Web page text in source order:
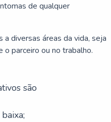
de qualquer
diversas áreas da vida, seja
o parceiro ou no trabalho.
são